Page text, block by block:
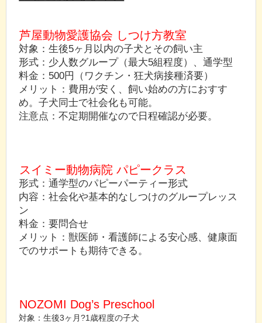
芦屋動物愛護協会 しつけ方教室
対象：生後5ヶ月以内の子犬とその飼い主
形式：少人数グループ（最大5組程度）、通学型
料金：500円（ワクチン・狂犬病接種済要）
メリット：費用が安く、飼い始めの方におすす
め。子犬同士で社会化も可能。
注意点：不定期開催なので日程確認が必要。
スイミー動物病院 パピークラス
形式：通学型のパピーパーティー形式
内容：社会化や基本的なしつけのグループレッス
ン
料金：要問合せ
メリット：獣医師・看護師による安心感、健康面
でのサポートも期待できる。
NOZOMI Dog’s Preschool
対象：生後3ヶ月?1歳程度の子犬